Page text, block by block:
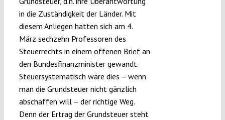
in die Zuständigkeit der Länder. Mit
diesem Anliegen hatten sich am 4.
März sechzehn Professoren des
Steuerrechts in einem offenen Briefan
den Bundesfinanzminister gewandt.
Steuersystematisch wäre dies – wenn
man die Grundsteuer nicht gänzlich
abschaffen will – der richtige Weg.
Denn der Ertrag der Grundsteuer steht